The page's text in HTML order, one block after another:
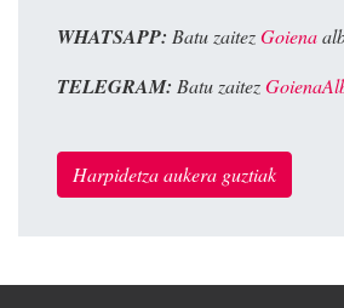
WHATSAPP: Batu zaitezGoiena
TELEGRAM: Batu zaitez
Harpidetza aukera guztiak